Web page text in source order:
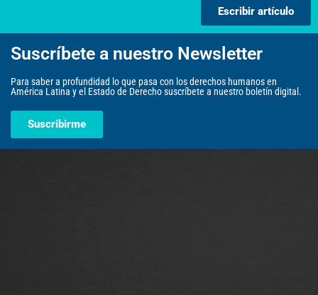
Escribir artículo
Suscríbete a nuestro Newsletter
Para saber a profundidad lo que pasa con los derechos humanos en
América Latina y el Estado de Derecho suscríbete a nuestro boletín digital.
Suscribirme